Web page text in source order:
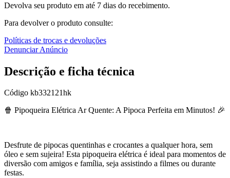
Devolva seu produto em até 7 dias do recebimento.
Para devolver o produto consulte:
Políticas de trocas e devoluções
Denunciar Anúncio
Descrição e ficha técnica
Código kb332121hk
🍿 Pipoqueira Elétrica Ar Quente: A Pipoca Perfeita em Minutos! 🎉
Desfrute de pipocas quentinhas e crocantes a qualquer hora, sem
óleo e sem sujeira! Esta pipoqueira elétrica é ideal para momentos de
diversão com amigos e família, seja assistindo a filmes ou durante
festas.